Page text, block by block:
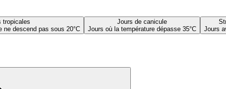
tropicales
ne descend pas sous 20°C
Jours de canicule
Jours où la température dépasse 35°C
Jours